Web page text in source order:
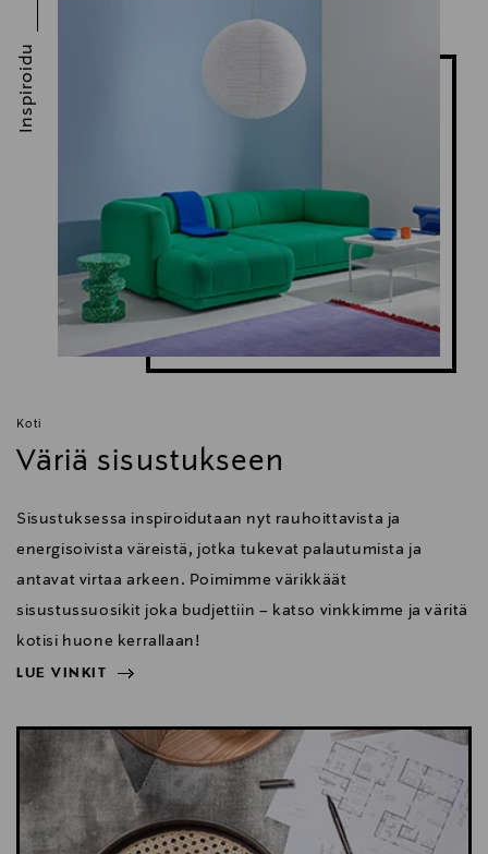
Koti
Väriä sisustukseen
Sisustuksessa inspiroidutaan nyt rauhoittavista ja
energisoivista väreistä, jotka tukevat palautumista ja
antavat virtaa arkeen. Poimimme värikkäät
sisustussuosikit joka budjettiin – katso vinkkimme ja väritä
kotisi huone kerrallaan!
LUE VINKIT
Inspiroidu
LUE VINKIT